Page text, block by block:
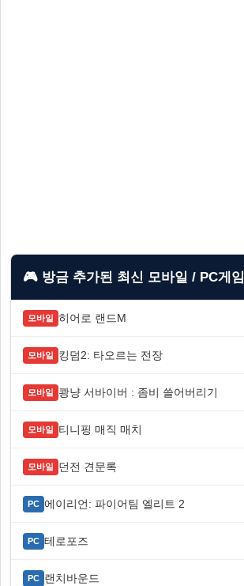
🎮 방금 추가된 최신 모바일 / PC게임
모바일 히어로 랜드M
모바일 킹덤2: 타오르는 전장
모바일 쾅냥 서바이버 : 좀비 쓸어버리기
모바일 티니핑 매직 매치
모바일 던전 견문록
PC 에이리언: 파이어팀 엘리트 2
PC 테로포즈
PC 랜치바운드